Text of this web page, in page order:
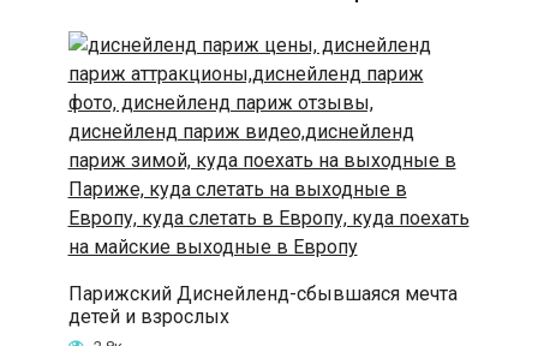
Парижский Диснейленд-сбывшаяся мечта
детей и взрослых